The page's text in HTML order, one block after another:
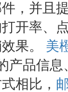
，并且
开率、
果。 美
产品信
相比，